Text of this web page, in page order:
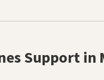
Support in